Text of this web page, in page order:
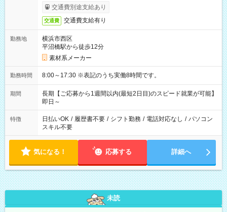
交通費別途支給あり
交通費 交通費支給有り
勤務地
横浜市西区
平沼橋駅から徒歩12分
素材系メーカー
勤務時間 8:00～17:30 ※表記のうち実働8時間です。
期間
長期【ご応募から1週間以内(最短2日目)のスピード就業が可能】
即日～
特徴 日払いOK / 履歴書不要 / シフト勤務 / 電話対応なし / パソコン
スキル不要
気になる！ 応募する 詳細へ
未読